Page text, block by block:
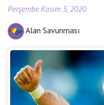
Perşembe Kasım 5, 2020
Alan Savunması